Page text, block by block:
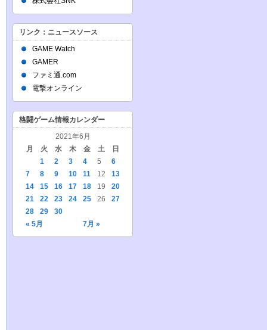
リンク：ニュースソース
GAME Watch
GAMER
ファミ通.com
電撃オンライン
格闘ゲーム情報カレンダー
2021年6月
月
火 水 木 金 土 日
« 5月 7月 »
1 2 3 4 5
6
7
8 9 10 11 12
13
14
15 16 17 18 19
20
21
22 23 24 25 26
27
28
29 30